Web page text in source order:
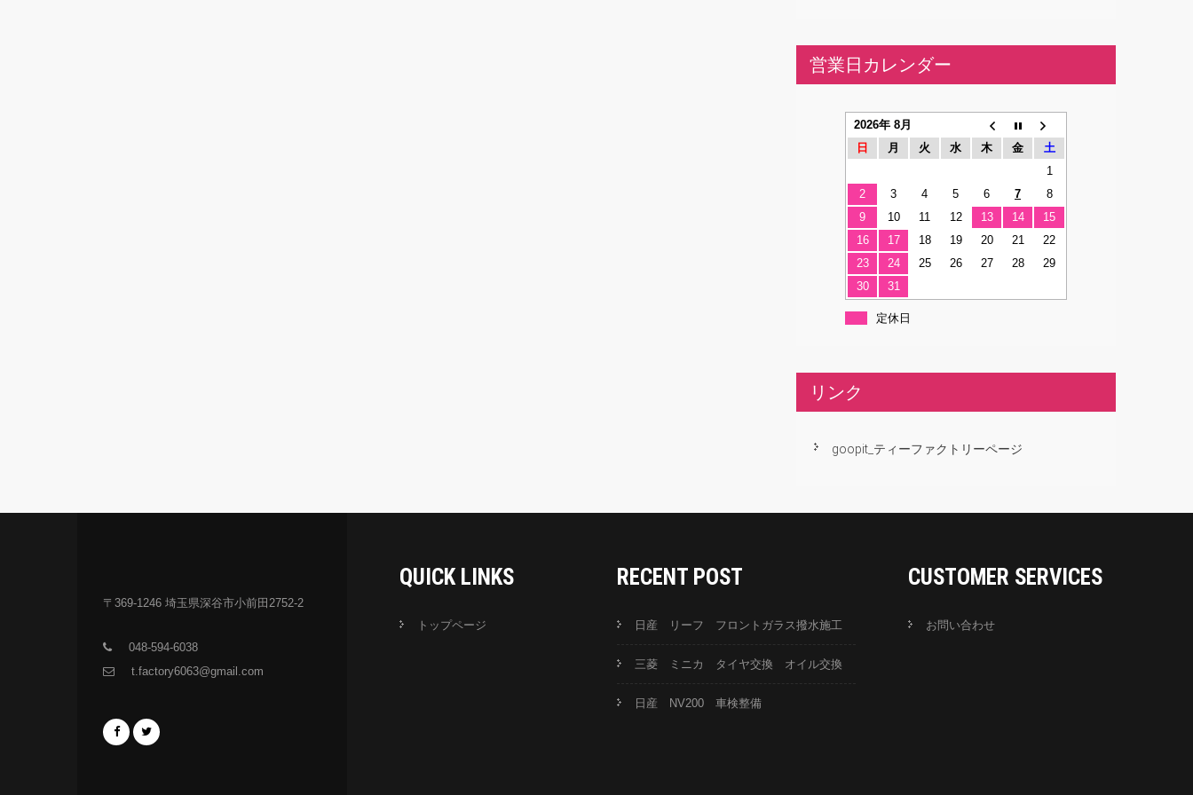
営業日カレンダー
2026年 8月
日
月 火 水 木 金
土
1
2
3 4 5 6 7
8
9
10 11 12 13 14
15
16
17 18 19 20 21
22
23
24 25 26 27 28
29
30
31
定休日
リンク
goopit_ティーファクトリーページ
〒369-1246 埼玉県深谷市小前田2752-2
048-594-6038
t.factory6063@gmail.com
QUICK LINKS
トップページ
RECENT POST
日産 リーフ フロントガラス撥水施工
三菱 ミニカ タイヤ交換 オイル交換
日産 NV200 車検整備
CUSTOMER SERVICES
お問い合わせ